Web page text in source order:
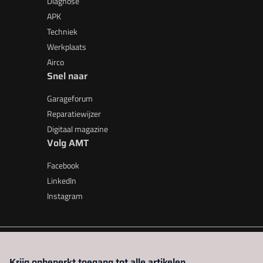
APK
Techniek
Werkplaats
Airco
Snel naar
Garageforum
Reparatiewijzer
Digitaal magazine
Volg AMT
Facebook
LinkedIn
Instagram